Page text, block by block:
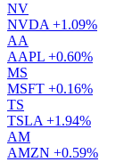
NV
NVDA +1.09%
AA
AAPL +0.60%
MS
MSFT +0.16%
TS
TSLA +1.94%
AM
AMZN +0.59%